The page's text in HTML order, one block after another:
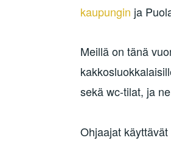
kaupungin ja
Meillä on tänä
sekä wc-tilat, ja
Ohjaajat